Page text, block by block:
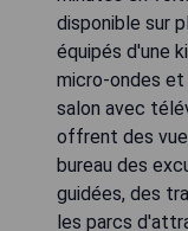
disponible sur
équipés d'une
micro-ondes et
salon avec
offrent des
bureau des
guidées, des
les parcs